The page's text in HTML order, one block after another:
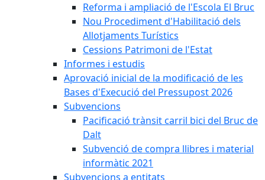
Reforma i ampliació de l'Escola El Bruc
Nou Procediment d'Habilitació dels
Allotjaments Turístics
Cessions Patrimoni de l'Estat
Informes i estudis
Aprovació inicial de la modificació de les
Bases d'Execució del Pressupost 2026
Subvencions
Pacificació trànsit carril bici del Bruc de
Dalt
Subvenció de compra llibres i material
informàtic 2021
Subvencions a entitats